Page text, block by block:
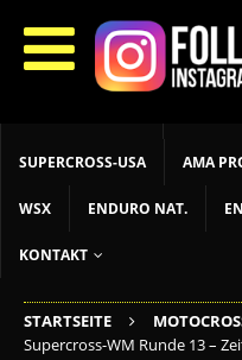
START LIVETIMING
MX WOMEN MXGP
SUPERCROSS-USA AMA
WSX ENDURO NAT.
KONTAKT
STARTSEITE
Supercross-WM Runde 13 –